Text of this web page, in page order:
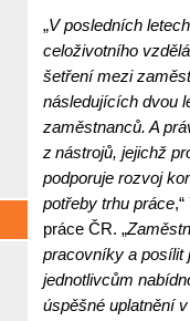
„V posledních
celoživotního
šetření mezi
následujících dvou
zaměstnanců. A
z nástrojů, jejichž
podporuje rozvoj
potřeby trhu práce
práce ČR. „
pracovníky a posílit
jednotlivcům
úspěšné uplatnění